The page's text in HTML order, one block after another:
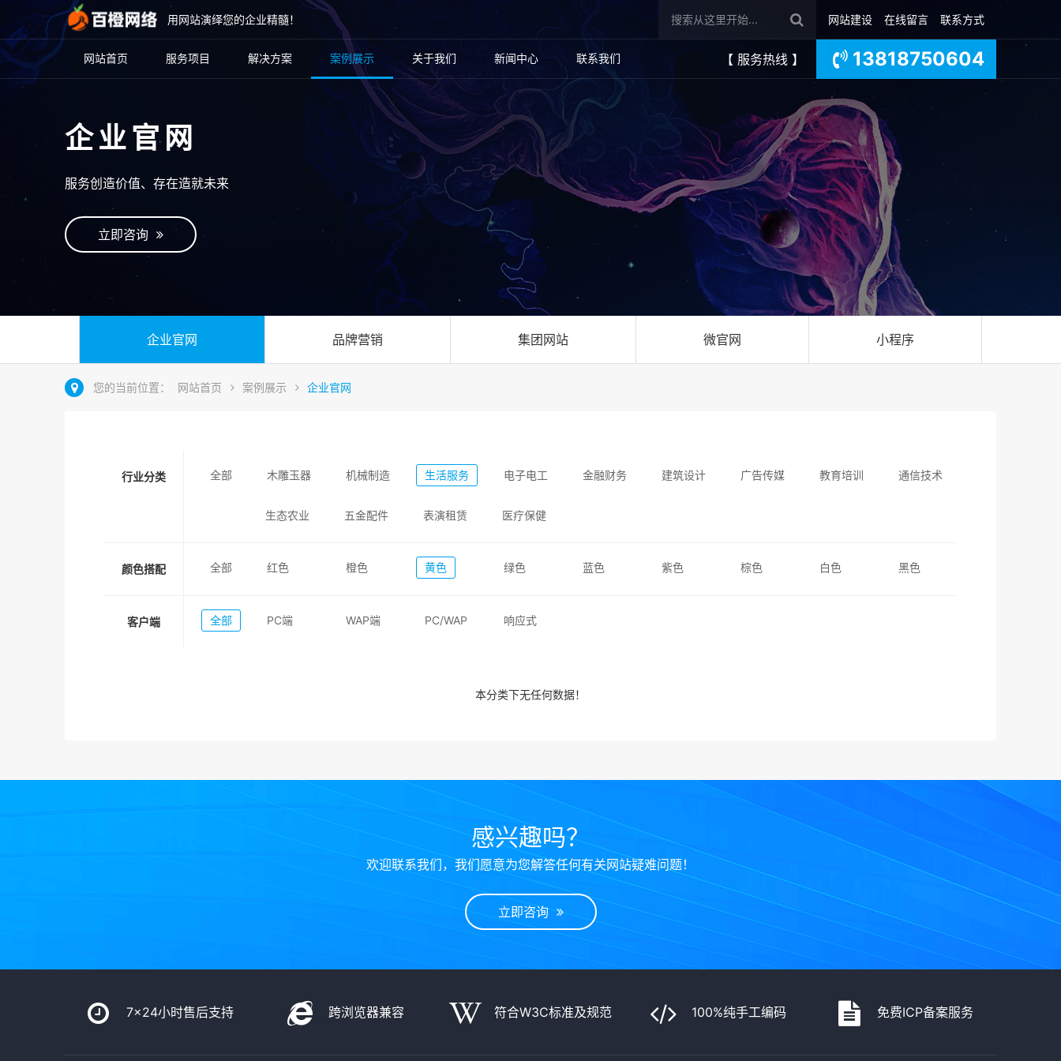
用网站演绎您的企业精髓！ 网站建设 在线留言 联系方式
网站首页 服务项目 解决方案 案例展示 关于我们 新闻中心 联系我们 【 服务热线 】 13818750604
企业官网
服务创造价值、存在造就未来
立即咨询
企业官网 品牌营销 集团网站 微官网 小程序
您的当前位置： 网站首页 案例展示 企业官网
行业分类 全部 木雕玉器 机械制造 生活服务 电子电工 金融财务 建筑设计 广告传媒 教育培训 通信技术
生态农业 五金配件 表演租赁 医疗保健
颜色搭配 全部 红色 橙色 黄色 绿色 蓝色 紫色 棕色 白色 黑色
客户端 全部 PC端 WAP端 PC/WAP 响应式
本分类下无任何数据！
感兴趣吗？
欢迎联系我们，我们愿意为您解答任何有关网站疑难问题！
立即咨询
7x24小时售后支持 跨浏览器兼容 符合W3C标准及规范 100%纯手工编码 免费ICP备案服务